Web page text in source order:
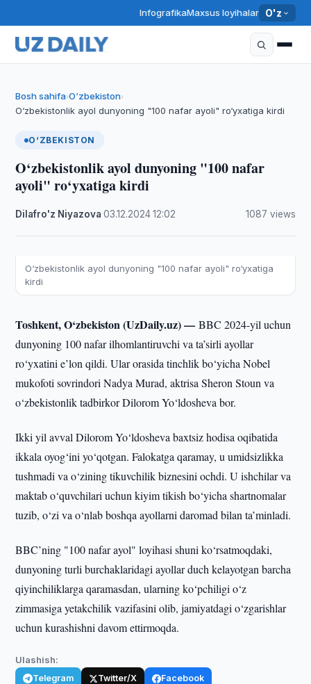
InfografikaMaxsus loyihalar O'z
Bosh sahifa›O‘zbekiston›
O‘zbekistonlik ayol dunyoning "100 nafar ayoli" ro‘yxatiga kirdi
O‘ZBEKISTON
O‘zbekistonlik ayol dunyoning "100 nafar
ayoli" ro‘yxatiga kirdi
Dilafro'z Niyazova ·03.12.2024·12:02 1087 views
O‘zbekistonlik ayol dunyoning "100 nafar ayoli" ro‘yxatiga
kirdi
Toshkent, O‘zbekiston (UzDaily.uz) —BBC 2024-yil uchun
dunyoning 100 nafar ilhomlantiruvchi va ta’sirli ayollar
ro‘yxatini e’lon qildi. Ular orasida tinchlik bo‘yicha Nobel
mukofoti sovrindori Nadya Murad, aktrisa Sheron Stoun va
o‘zbekistonlik tadbirkor Dilorom Yo‘ldosheva bor.
Ikki yil avval Dilorom Yo‘ldosheva baxtsiz hodisa oqibatida
ikkala oyog‘ini yo‘qotgan. Falokatga qaramay, u umidsizlikka
tushmadi va o‘zining tikuvchilik biznesini ochdi. U ishchilar va
maktab o‘quvchilari uchun kiyim tikish bo‘yicha shartnomalar
tuzib, o‘zi va o‘nlab boshqa ayollarni daromad bilan ta’minladi.
BBC’ning "100 nafar ayol" loyihasi shuni ko‘rsatmoqdaki,
dunyoning turli burchaklaridagi ayollar duch kelayotgan barcha
qiyinchiliklarga qaramasdan, ularning ko‘pchiligi o‘z
zimmasiga yetakchilik vazifasini olib, jamiyatdagi o‘zgarishlar
uchun kurashishni davom ettirmoqda.
Ulashish:
Telegram Twitter/X Facebook